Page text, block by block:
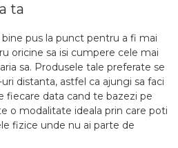
ta
pus la punct pentru a fi mai
oricine sa isi cumpere cele mai
sa. Produsele tale preferate se
distanta, astfel ca ajungi sa faci
fiecare data cand te bazezi pe
o modalitate ideala prin care poti
fizice unde nu ai parte de